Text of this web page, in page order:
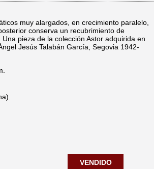
muy alargados, en crecimiento paralelo,
conserva un recubrimiento de
pieza de la colección Astor adquirida en
Jesús Talabán García, Segovia 1942-
VENDIDO